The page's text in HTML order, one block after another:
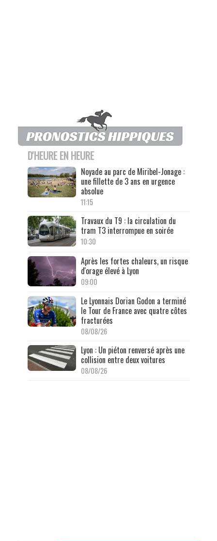
D'HEURE EN HEURE
Noyade au parc de Miribel-Jonage :
une fillette de 3 ans en urgence
absolue
11:15
Travaux du T9 : la circulation du
tram T3 interrompue en soirée
10:30
Après les fortes chaleurs, un risque
d'orage élevé à Lyon
09:00
Le Lyonnais Dorian Godon a terminé
le Tour de France avec quatre côtes
fracturées
08/08/26
Lyon : Un piéton renversé après une
collision entre deux voitures
08/08/26